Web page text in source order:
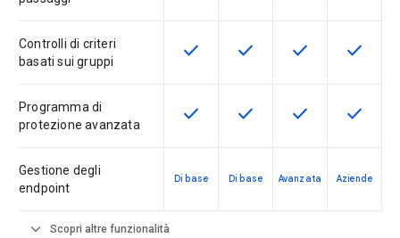
Controlli di criteri
basati sui gruppi
Questa funzionalità è disponibile
check Questa funzionalità è
check Questa
check Questa
check
Programma di
protezione avanzata
Questa funzionalità è disponibile
check Questa funzionalità è
check Questa
check Questa
check
Gestione degli
endpoint
Di base Di base Avanzata Aziende
expand_more Scopri altre funzionalità